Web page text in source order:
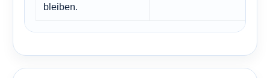
bleiben.